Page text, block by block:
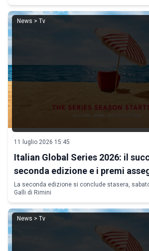
News > Tv
11 luglio 2026 15:45
Italian Global Series 2026: il
seconda edizione e i premi
La seconda edizione si conclude stasera,
Galli di Rimini
News > Tv